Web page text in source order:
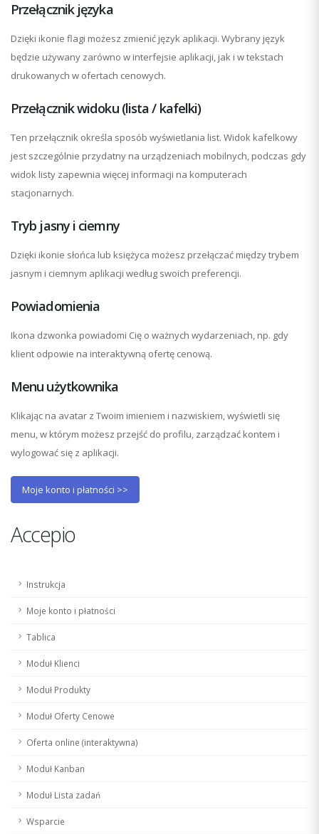
Przełącznik języka
Dzięki ikonie flagi możesz zmienić język aplikacji. Wybrany język
będzie używany zarówno w interfejsie aplikacji, jak i w tekstach
drukowanych w ofertach cenowych.
Przełącznik widoku (lista / kafelki)
Ten przełącznik określa sposób wyświetlania list. Widok kafelkowy
jest szczególnie przydatny na urządzeniach mobilnych, podczas gdy
widok listy zapewnia więcej informacji na komputerach
stacjonarnych.
Tryb jasny i ciemny
Dzięki ikonie słońca lub księżyca możesz przełączać między trybem
jasnym i ciemnym aplikacji według swoich preferencji.
Powiadomienia
Ikona dzwonka powiadomi Cię o ważnych wydarzeniach, np. gdy
klient odpowie na interaktywną ofertę cenową.
Menu użytkownika
Klikając na avatar z Twoim imieniem i nazwiskiem, wyświetli się
menu, w którym możesz przejść do profilu, zarządzać kontem i
wylogować się z aplikacji.
Moje konto i płatności >>
Accepio
Instrukcja
Moje konto i płatności
Tablica
Moduł Klienci
Moduł Produkty
Moduł Oferty Cenowe
Oferta online (interaktywna)
Moduł Kanban
Moduł Lista zadań
Wsparcie